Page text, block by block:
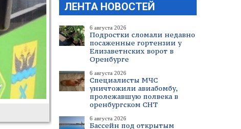
ЛЕНТА НОВОСТЕЙ
6 августа 2026
Подростки сломали недавно
посаженные гортензии у
Елизаветнских ворот в
Оренбурге
6 августа 2026
Специалисты МЧС
уничтожили авиабомбу,
пролежавшую полвека в
оренбургском СНТ
6 августа 2026
Бассейн под открытым